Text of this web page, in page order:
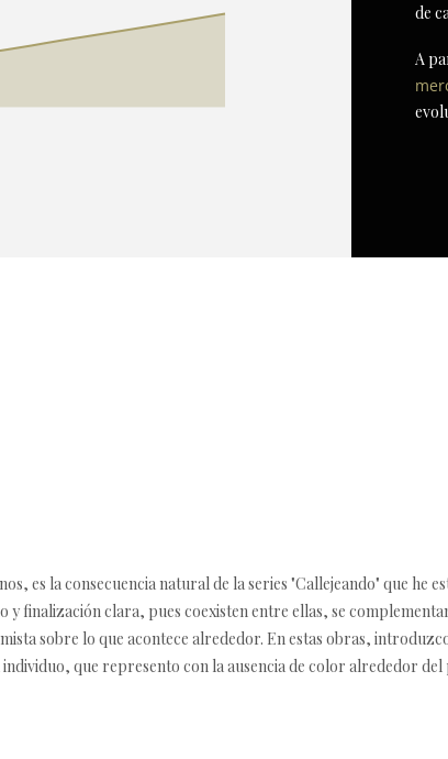
de
A
es la consecuencia natural de la series "Callejeando" que he
y finalización clara, pues coexisten entre ellas, se
sobre lo que acontece alrededor. En estas obras,
que represento con la ausencia de color alrededor